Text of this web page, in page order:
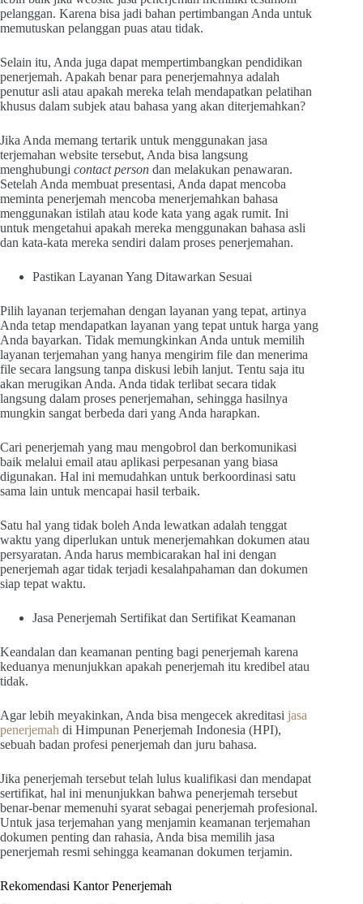
pelanggan. Karena bisa jadi bahan pertimbangan Anda untuk
memutuskan pelanggan puas atau tidak.
Selain itu, Anda juga dapat mempertimbangkan pendidikan
penerjemah. Apakah benar para penerjemahnya adalah
penutur asli atau apakah mereka telah mendapatkan pelatihan
khusus dalam subjek atau bahasa yang akan diterjemahkan?
Jika Anda memang tertarik untuk menggunakan jasa
terjemahan website tersebut, Anda bisa langsung
menghubungi contact person dan melakukan penawaran.
Setelah Anda membuat presentasi, Anda dapat mencoba
meminta penerjemah mencoba menerjemahkan bahasa
menggunakan istilah atau kode kata yang agak rumit. Ini
untuk mengetahui apakah mereka menggunakan bahasa asli
dan kata-kata mereka sendiri dalam proses penerjemahan.
Pastikan Layanan Yang Ditawarkan Sesuai
Pilih layanan terjemahan dengan layanan yang tepat, artinya
Anda tetap mendapatkan layanan yang tepat untuk harga yang
Anda bayarkan. Tidak memungkinkan Anda untuk memilih
layanan terjemahan yang hanya mengirim file dan menerima
file secara langsung tanpa diskusi lebih lanjut. Tentu saja itu
akan merugikan Anda. Anda tidak terlibat secara tidak
langsung dalam proses penerjemahan, sehingga hasilnya
mungkin sangat berbeda dari yang Anda harapkan.
Cari penerjemah yang mau mengobrol dan berkomunikasi
baik melalui email atau aplikasi perpesanan yang biasa
digunakan. Hal ini memudahkan untuk berkoordinasi satu
sama lain untuk mencapai hasil terbaik.
Satu hal yang tidak boleh Anda lewatkan adalah tenggat
waktu yang diperlukan untuk menerjemahkan dokumen atau
persyaratan. Anda harus membicarakan hal ini dengan
penerjemah agar tidak terjadi kesalahpahaman dan dokumen
siap tepat waktu.
Jasa Penerjemah Sertifikat dan Sertifikat Keamanan
Keandalan dan keamanan penting bagi penerjemah karena
keduanya menunjukkan apakah penerjemah itu kredibel atau
tidak.
Agar lebih meyakinkan, Anda bisa mengecek akreditasi jasa
penerjemah di Himpunan Penerjemah Indonesia (HPI),
sebuah badan profesi penerjemah dan juru bahasa.
Jika penerjemah tersebut telah lulus kualifikasi dan mendapat
sertifikat, hal ini menunjukkan bahwa penerjemah tersebut
benar-benar memenuhi syarat sebagai penerjemah profesional.
Untuk jasa terjemahan yang menjamin keamanan terjemahan
dokumen penting dan rahasia, Anda bisa memilih jasa
penerjemah resmi sehingga keamanan dokumen terjamin.
Rekomendasi Kantor Penerjemah